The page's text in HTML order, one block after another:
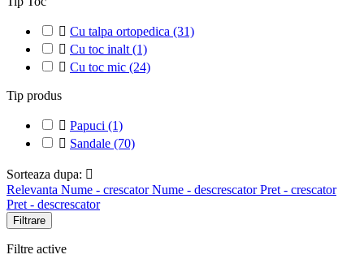
 Cu talpa ortopedica (31)
 Cu toc inalt (1)
 Cu toc mic (24)
Tip produs
 Papuci (1)
 Sandale (70)
Sorteaza dupa: 
Relevanta Nume - crescatorNume - descrescatorPret - crescator
Pret - descrescator
Filtrare
Filtre active